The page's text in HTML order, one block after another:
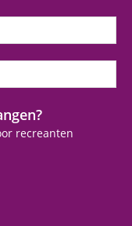
recreanten